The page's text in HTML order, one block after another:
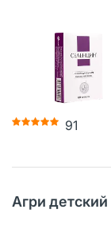
91
Агри детский